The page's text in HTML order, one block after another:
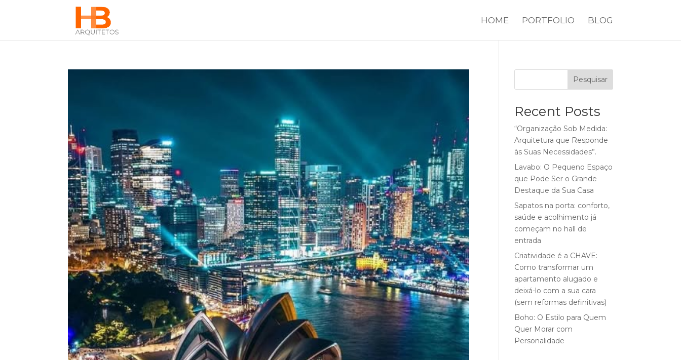
HOME PORTFOLIO BLOG
Pesquisar
Recent Posts
“Organização Sob Medida:
Arquitetura que Responde
às Suas Necessidades”.
Lavabo: O Pequeno Espaço
que Pode Ser o Grande
Destaque da Sua Casa
Sapatos na porta: conforto,
saúde e acolhimento já
começam no hall de
entrada
Criatividade é a CHAVE:
Como transformar um
apartamento alugado e
deixá-lo com a sua cara
(sem reformas definitivas)
Boho: O Estilo para Quem
Quer Morar com
Personalidade